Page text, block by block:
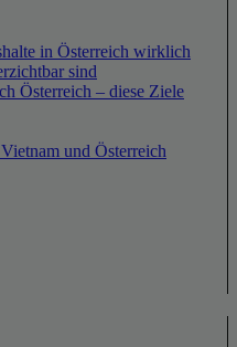
in Österreich wirklich
sind
Österreich – diese Ziele
und Österreich